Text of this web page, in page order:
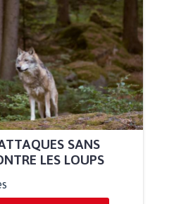
SANS
LES LOUPS